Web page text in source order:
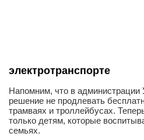
электротранспорте
Напомним, что в администрации
решение не продлевать
трамваях и троллейбусах.
только детям, которые
семьях.